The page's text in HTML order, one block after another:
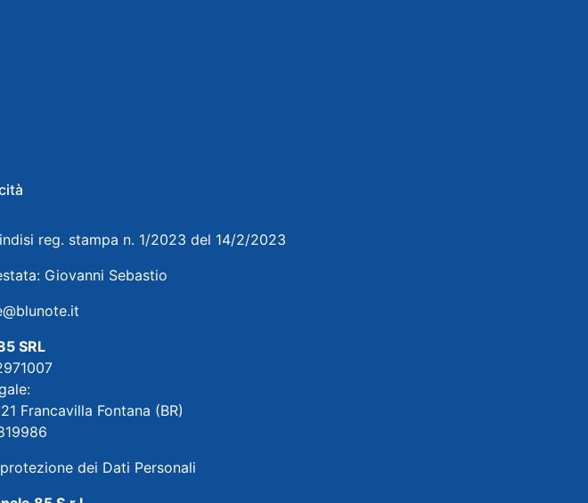
reg. stampa n. 1/2023 del 14/2/2023
Giovanni Sebastio
SRL
Francavilla Fontana (BR)
dei Dati Personali